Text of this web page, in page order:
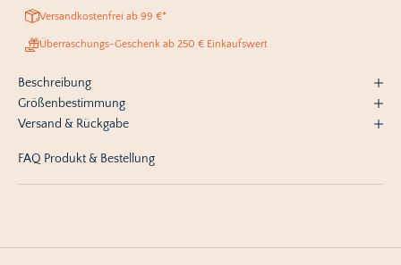
Versandkostenfrei ab 99 €*
Überraschungs-Geschenk ab 250 € Einkaufswert
Beschreibung
Größenbestimmung
Versand & Rückgabe
FAQ Produkt & Bestellung